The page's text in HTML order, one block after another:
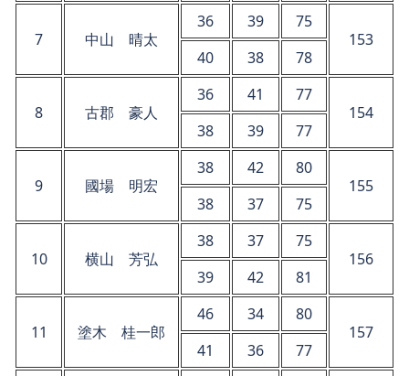
7 中山 晴太
36 39
75
153
40
38 78
8 古郡 豪人
36 41
77
154
38
39 77
9 國場 明宏
38 42
80
155
38
37 75
10 横山 芳弘
38 37
75
156
39
42 81
11 塗木 桂一郎
46 34
80
157
41
36 77